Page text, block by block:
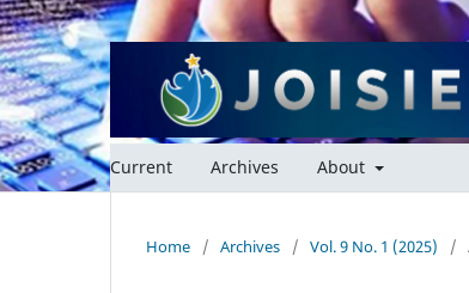
Current Archives About
Home / Archives / Vol. 9 No. 1 (2025) /